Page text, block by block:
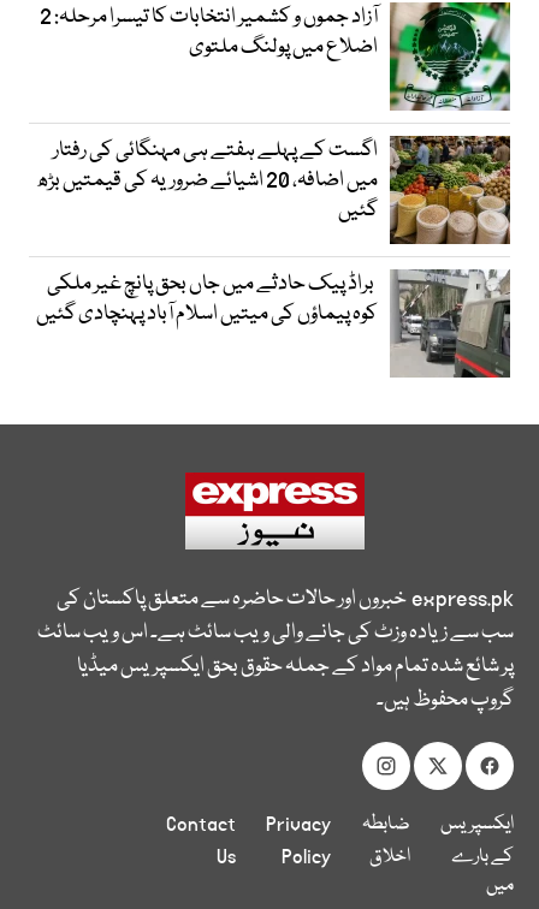
آزاد جموں و کشمیر انتخابات کا تیسرا مرحلہ: 2
اضلاع میں پولنگ ملتوی
اگست کے پہلے ہفتے ہی مہنگائی کی رفتار
میں اضافہ، 20 اشیائے ضروریہ کی قیمتیں بڑھ
گئیں
براڈ پیک حادثے میں جاں بحق پانچ غیر ملکی
کوہ پیماؤں کی میتیں اسلام آباد پہنچادی گئیں
express.pkخبروں اور حالات حاضرہ سے متعلق پاکستان کی
سب سے زیادہ وزٹ کی جانے والی ویب سائٹ ہے۔ اس ویب سائٹ
پر شائع شدہ تمام مواد کے جملہ حقوق بحق ایکسپریس میڈیا
گروپ محفوظ ہیں۔
ایکسپریس
کے بارے
میں
ضابطہ
اخلاق
Privacy
Policy
Contact
Us